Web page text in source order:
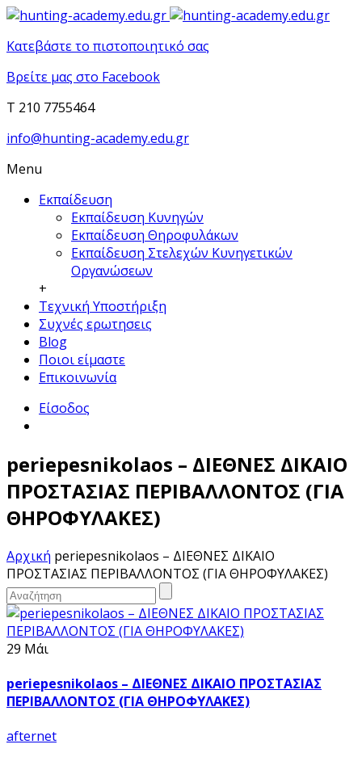
Κατεβάστε το πιστοποιητικό σας
Βρείτε μας στο Facebook
T 210 7755464
info@hunting-academy.edu.gr
Menu
Εκπαίδευση
Εκπαίδευση Κυνηγών
Εκπαίδευση Θηροφυλάκων
Εκπαίδευση Στελεχών Κυνηγετικών
Οργανώσεων
+
Τεχνική Υποστήριξη
Συχνές ερωτησεις
Blog
Ποιοι είμαστε
Επικοινωνία
Είσοδος
periepesnikolaos – ΔΙΕΘΝΕΣ ΔΙΚΑΙΟ
ΠΡΟΣΤΑΣΙΑΣ ΠΕΡΙΒΑΛΛΟΝΤΟΣ (ΓΙΑ
ΘΗΡΟΦΥΛΑΚΕΣ)
Αρχική periepesnikolaos – ΔΙΕΘΝΕΣ ΔΙΚΑΙΟ
ΠΡΟΣΤΑΣΙΑΣ ΠΕΡΙΒΑΛΛΟΝΤΟΣ (ΓΙΑ ΘΗΡΟΦΥΛΑΚΕΣ)
29 Μάι
periepesnikolaos – ΔΙΕΘΝΕΣ ΔΙΚΑΙΟ ΠΡΟΣΤΑΣΙΑΣ
ΠΕΡΙΒΑΛΛΟΝΤΟΣ (ΓΙΑ ΘΗΡΟΦΥΛΑΚΕΣ)
afternet